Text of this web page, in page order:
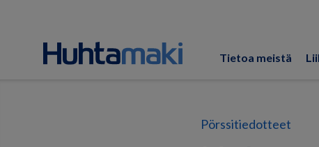
Tietoa meistä
Pörssitiedotteet